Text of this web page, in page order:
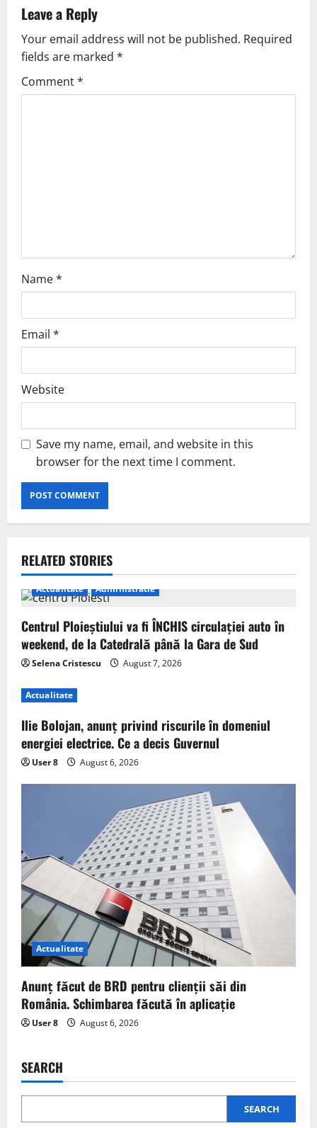
Leave a Reply
Your email address will not be published. Required
fields are marked *
Comment*
Name*
Email *
Website
Save my name, email, and website in this
browser for the next time I comment.
RELATED STORIES
Actualitate Administratie
Centrul Ploieștiului va fi ÎNCHIS circulației auto în
weekend, de la Catedrală până la Gara de Sud
Selena Cristescu August 7, 2026
Actualitate
Ilie Bolojan, anunț privind riscurile în domeniul
energiei electrice. Ce a decis Guvernul
User 8 August 6, 2026
Actualitate
Anunț făcut de BRD pentru clienții săi din
România. Schimbarea făcută în aplicație
User 8 August 6, 2026
SEARCH
SEARCH